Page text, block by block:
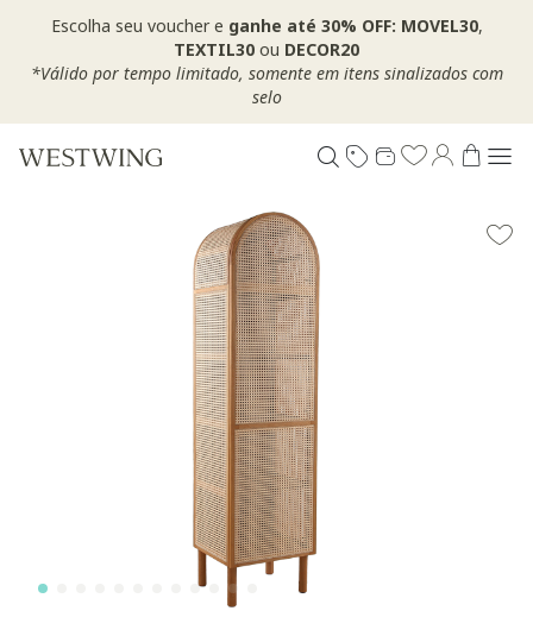
Escolha seu voucher e ganhe até 30% OFF: MOVEL30,
TEXTIL30 ou DECOR20
*Válido por tempo limitado, somente em itens sinalizados com
selo